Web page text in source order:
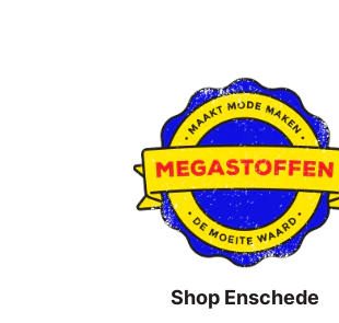
Shop Enschede